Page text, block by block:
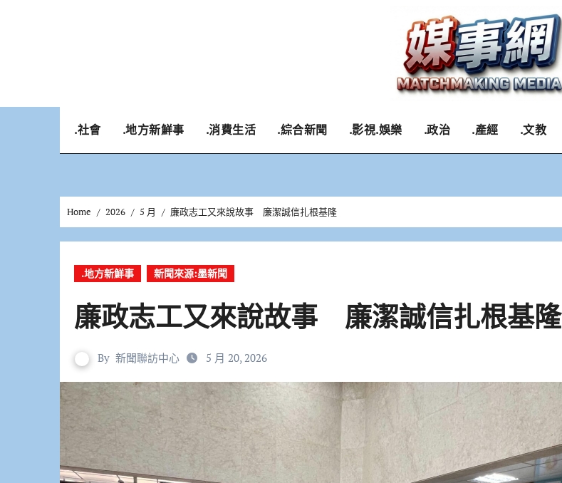
.社會 .地方新鮮事 .消費生活 .綜合新聞 .影視.娛樂 .政治 .產經 .文教
Home 2026 5 月 廉政志工又來說故事 廉潔誠信扎根基隆
.地方新鮮事 新聞來源:墨新聞
廉政志工又來說故事 廉潔誠信扎根基隆
By 新聞聯訪中心 5 月 20, 2026